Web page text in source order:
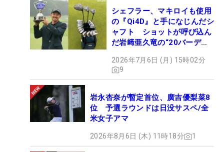
シェフラー、マキロイも使用
の『Qi4D』と手になじんだシ
ャフト ショットが呼び込ん
だ岩﨑亜久竜の“20バーデ
2026年7月6日 (月) 15時02分
9
岩永杏奈が暫定首位、廣吉優梨菜8
位 予選ラウンドは日没サスペ/全
米女子アマ
2026年8月6日 (木) 11時18分 1